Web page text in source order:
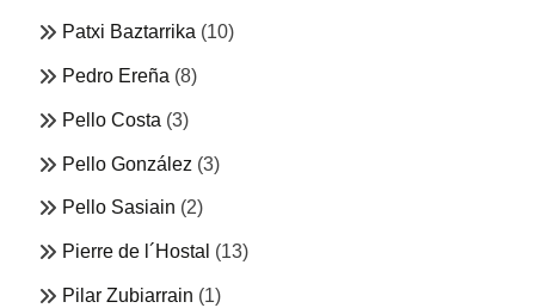
Patxi Baztarrika (10)
Pedro Ereña (8)
Pello Costa (3)
Pello González (3)
Pello Sasiain (2)
Pierre de l´Hostal (13)
Pilar Zubiarrain (1)